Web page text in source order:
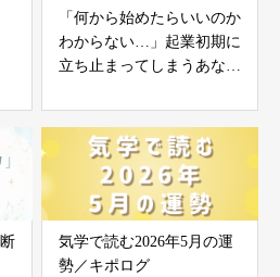
「何から始めたらいいのか
わからない…」起業初期に
立ち止まってしまうあなた
気学で読む2026年5月の運
勢／キポログ